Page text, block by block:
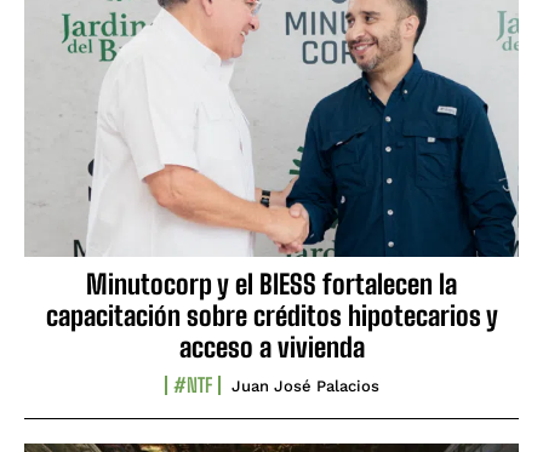
Minutocorp y el BIESS fortalecen la
capacitación sobre créditos hipotecarios y
acceso a vivienda
#NTF Juan José Palacios